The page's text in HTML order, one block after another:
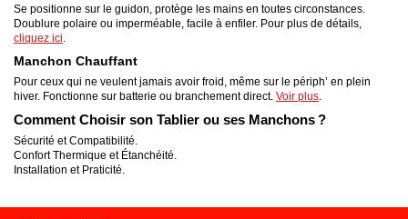
Se positionne sur le guidon, protège les mains en toutes circonstances.
Doublure polaire ou imperméable, facile à enfiler. Pour plus de détails,
cliquez ici.
Manchon Chauffant
Pour ceux qui ne veulent jamais avoir froid, même sur le périph’ en plein
hiver. Fonctionne sur batterie ou branchement direct. Voir plus
Comment Choisir son Tablier ou ses Manchons ?
Sécurité et Compatibilité.
Confort Thermique et Étanchéité.
Installation et Praticité.